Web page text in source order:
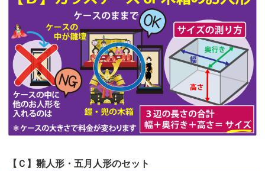
第55回人形供養祭令和4年9月8日(木)
第54回人形供養祭令和4年8月1日(月)
第53回人形供養祭令和4年7月1日(金)
第52回人形供養祭令和4年5月17日(火)
第51回人形供養祭令和4年4月18日(月)
第50回人形供養祭令和4年3月15日(火)
第49回人形供養祭令和4年1月17日(月)
【Ｃ】雛人形・五月人形のセット